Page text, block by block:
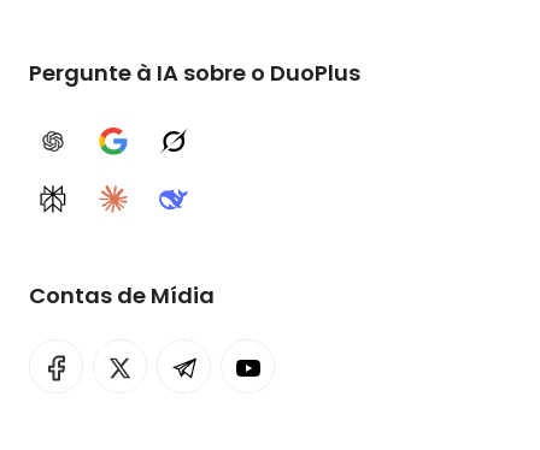
Pergunte à IA sobre o DuoPlus
ChatGPTGoogle AIGrok
PerplexityClaudeDeepSeek
Contas de Mídia